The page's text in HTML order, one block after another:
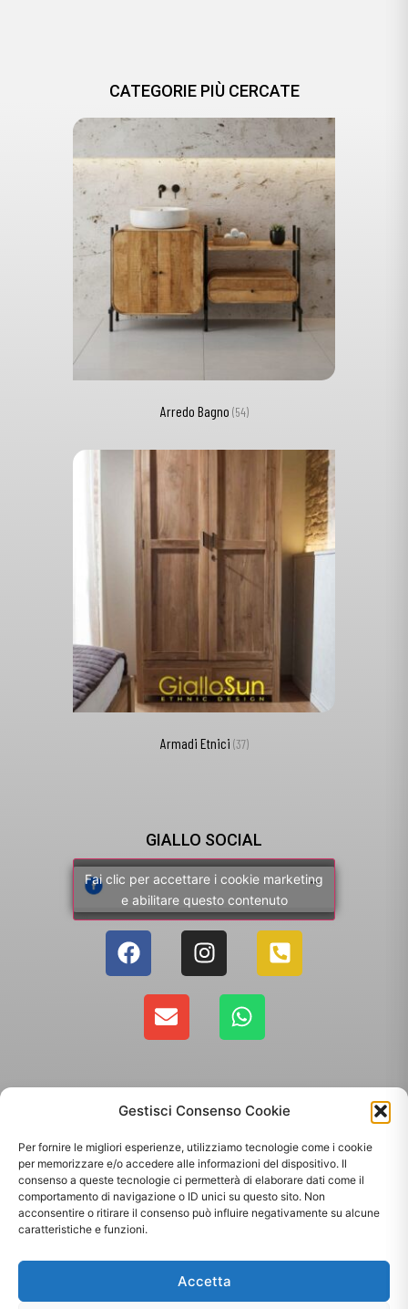
Gestisci Consenso Cookie
Per fornire le migliori esperienze, utilizziamo tecnologie come i cookie
per memorizzare e/o accedere alle informazioni del dispositivo. Il
consenso a queste tecnologie ci permetterà di elaborare dati come il
comportamento di navigazione o ID unici su questo sito. Non
acconsentire o ritirare il consenso può influire negativamente su alcune
caratteristiche e funzioni.
Accetta
CATEGORIE PIÙ CERCATE
Arredo Bagno (54)
Armadi Etnici (37)
GIALLO SOCIAL
Fai clic per accettare i cookie marketing
e abilitare questo contenuto
Copyright 2025 - Giallo Sun sas di Sandonà Alessandro & C. | Via Roma 106,
35010 Massanzago PD | P.Iva: 03885160287
Sito web realizzato daOrezero Digital Agency